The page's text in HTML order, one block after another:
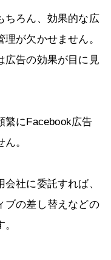
ちろん、効果的な広
が欠かせません。
広告の効果が目に見
繁にFacebook広告
。
社に委託すれば、
ブの差し替えなどの